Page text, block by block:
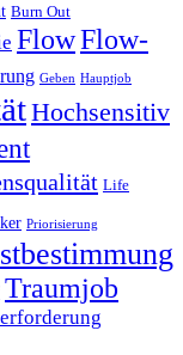
Burn Out
FlowFlow-
Geben Hauptjob
Hochsensitiv
Life
Priorisierung
Traumjob